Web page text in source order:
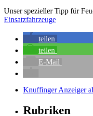
Unser spezieller Tipp für
Einsatzfahrzeuge
teilen
teilen
E-Mail
Knuffinger Anzeiger
Rubriken